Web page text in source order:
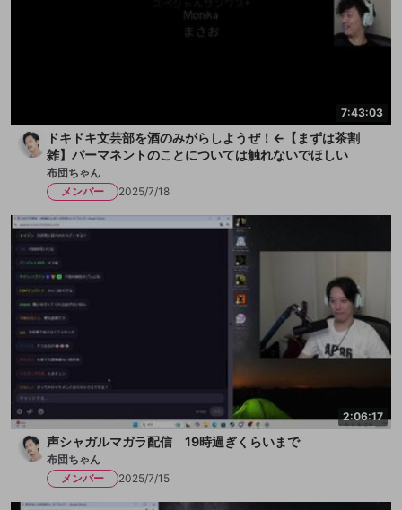
7:43:03
ドキドキ文芸部を酒のみがらしようぜ！←【まずは茶割
雑】パーマネントのことについては触れないでほしい
布団ちゃん
メンバー
2025/7/18
2:06:17
声シャガルマガラ配信 19時過ぎくらいまで
布団ちゃん
メンバー
2025/7/15